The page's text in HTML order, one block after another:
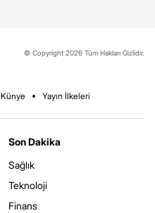
© Copyright 2026 Tüm Hakları Gizlidir.
Künye Yayın İlkeleri
Son Dakika
Sağlık
Teknoloji
Finans